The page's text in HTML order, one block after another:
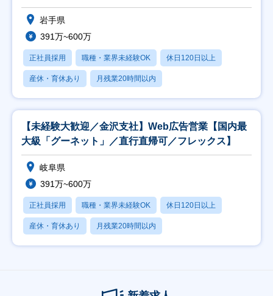
岩手県
391万~600万
正社員採用 職種・業界未経験OK 休日120日以上
産休・育休あり 月残業20時間以内
【未経験大歓迎／金沢支社】Web広告営業【国内最
大級「グーネット」／直行直帰可／フレックス】
岐阜県
391万~600万
正社員採用 職種・業界未経験OK 休日120日以上
産休・育休あり 月残業20時間以内